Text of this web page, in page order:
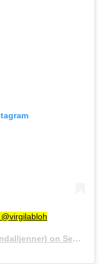
on Sep 28, 2018 at 5:19pm PDT